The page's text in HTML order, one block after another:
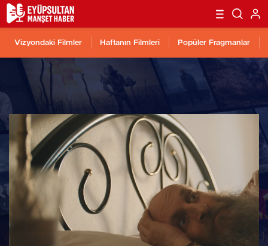
Vizyondaki Filmler Haftanın Filmleri Popüler Fragmanlar